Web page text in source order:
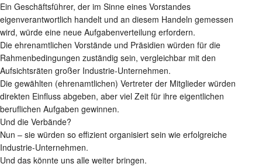
Ein Geschäftsführer, der im Sinne eines Vorstandes
eigenverantwortlich handelt und an diesem Handeln gemessen
wird, würde eine neue Aufgabenverteilung erfordern.
Die ehrenamtlichen Vorstände und Präsidien würden für die
Rahmenbedingungen zuständig sein, vergleichbar mit den
Aufsichtsräten großer Industrie-Unternehmen.
Die gewählten (ehrenamtlichen) Vertreter der Mitglieder würden
direkten Einfluss abgeben, aber viel Zeit für ihre eigentlichen
beruflichen Aufgaben gewinnen.
Und die Verbände?
Nun – sie würden so effizient organisiert sein wie erfolgreiche
Industrie-Unternehmen.
Und das könnte uns alle weiter bringen.